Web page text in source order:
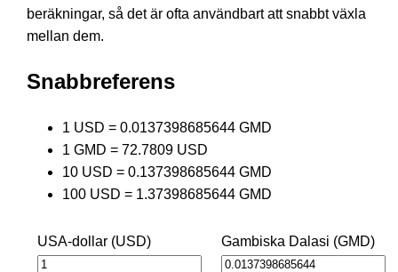
beräkningar, så det är ofta användbart att snabbt växla
mellan dem.
Snabbreferens
1 USD = 0.0137398685644 GMD
1 GMD = 72.7809 USD
10 USD = 0.137398685644 GMD
100 USD = 1.37398685644 GMD
USA-dollar (USD) Gambiska Dalasi (GMD)